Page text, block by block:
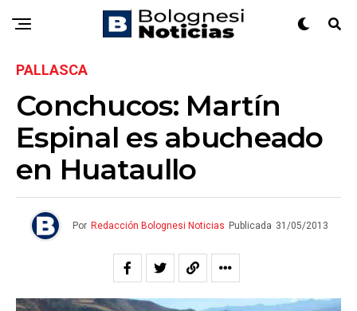
PALLASCA
Conchucos: Martín
Espinal es abucheado
en Huataullo
Por Redacción Bolognesi Noticias Publicada 31/05/2013